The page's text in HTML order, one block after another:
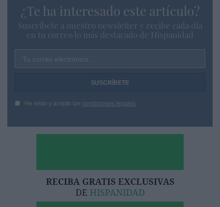
¿Te ha interesado este artículo?
Suscríbete a nuestro newsletter y recibe cada dia
en tu correo lo más destacado de Hispanidad
Tu correo electrónico...
He leído y acepto las condiciones legales